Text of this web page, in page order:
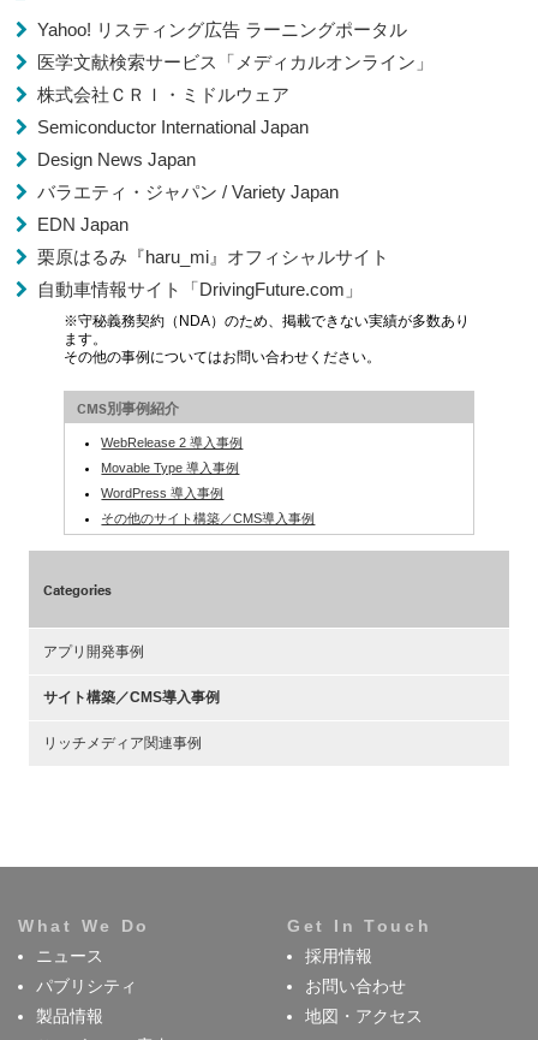
Yahoo! リスティング広告 ラーニングポータル
医学文献検索サービス「メディカルオンライン」
株式会社ＣＲＩ・ミドルウェア
Semiconductor International Japan
Design News Japan
バラエティ・ジャパン / Variety Japan
EDN Japan
栗原はるみ『haru_mi』オフィシャルサイト
自動車情報サイト「DrivingFuture.com」
※守秘義務契約（NDA）のため、掲載できない実績が多数あり
ます。
その他の事例についてはお問い合わせください。
CMS別事例紹介
WebRelease 2 導入事例
Movable Type 導入事例
WordPress 導入事例
その他のサイト構築／CMS導入事例
Categories
アプリ開発事例
サイト構築／CMS導入事例
リッチメディア関連事例
What We Do
ニュース
パブリシティ
製品情報
Get In Touch
採用情報
お問い合わせ
地図・アクセス